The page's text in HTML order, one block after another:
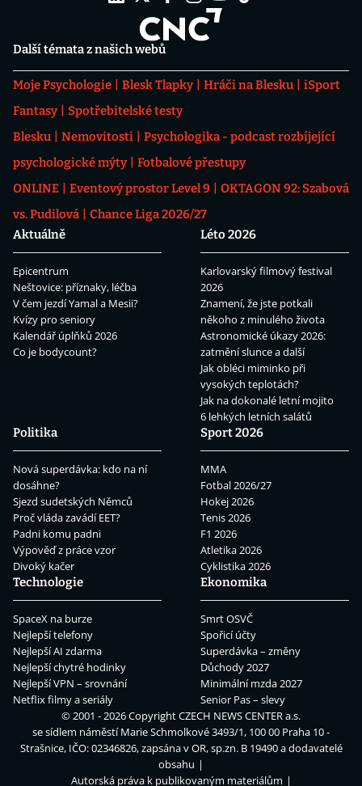
Další témata z našich webů
Moje Psychologie Blesk Tlapky Hráči na Blesku
iSport
Fantasy
Spotřebitelské testy
Blesku
Nemovitosti
Psychologika - podcast rozbíjející
psychologické mýty
Fotbalové přestupy
ONLINE
Eventový prostor Level 9
OKTAGON 92: Szabová
vs. Pudilová
Chance Liga 2026/27
Aktuálně
Epicentrum
Neštovice: příznaky, léčba
V čem jezdí Yamal a Mesii?
Kvízy pro seniory
Kalendář úplňků 2026
Co je bodycount?
Léto 2026
Karlovarský filmový festival
2026
Znamení, že jste potkali
někoho z minulého života
Astronomické úkazy 2026:
zatmění slunce a další
Jak obléci miminko při
vysokých teplotách?
Jak na dokonalé letní mojito
6 lehkých letních salátů
Politika
Nová superdávka: kdo na ní
dosáhne?
Sjezd sudetských Němců
Proč vláda zavádí EET?
Padni komu padni
Výpověď z práce vzor
Divoký kačer
Sport 2026
MMA
Fotbal 2026/27
Hokej 2026
Tenis 2026
F1 2026
Atletika 2026
Cyklistika 2026
Technologie
SpaceX na burze
Nejlepší telefony
Nejlepší AI zdarma
Nejlepší chytré hodinky
Nejlepší VPN – srovnání
Netflix filmy a seriály
Ekonomika
Smrt OSVČ
Spořicí účty
Superdávka – změny
Důchody 2027
Minimální mzda 2027
Senior Pas – slevy
© 2001 - 2026 CopyrightCZECH NEWS CENTER a.s.
se sídlem náměstí Marie Schmolkové 3493/1, 100 00 Praha 10 -
Strašnice, IČO: 02346826, zapsána v OR, sp.zn. B 19490 a dodavatelé
obsahu
Autorská práva k publikovaným materiálům